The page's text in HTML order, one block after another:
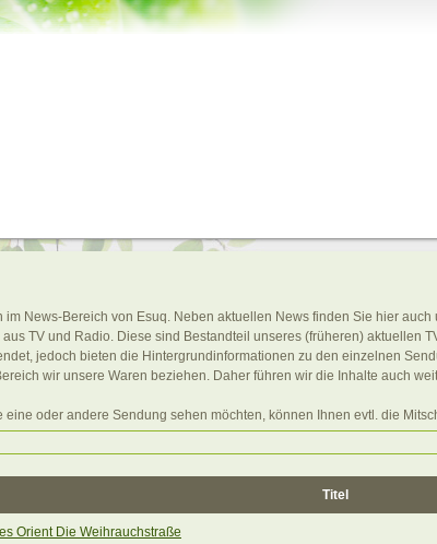
im News-Bereich von Esuq. Neben aktuellen News finden Sie hier
TV und Radio. Diese sind Bestandteil unseres (früheren) aktuellen
jedoch bieten die Hintergrundinformationen zu den einzelnen
wir unsere Waren beziehen. Daher führen wir die Inhalte auch
eine oder andere Sendung sehen möchten, können Ihnen evtl. die
Titel
Orient Die Weihrauchstraße